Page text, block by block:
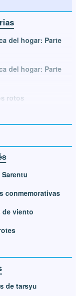
del hogar: Parte
del hogar: Parte
rotos
conmemorativas
de viento
de tarsyu